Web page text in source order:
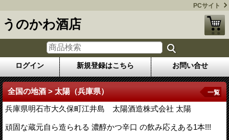
PCサイト
うのかわ酒店
ログイン 新規登録はこちら お問い合せ
全国の地酒 > 太陽（兵庫県）
兵庫県明石市大久保町江井島 太陽酒造株式会社 太陽
頑固な蔵元自ら造られる 濃醇かつ辛口 の飲み応えある1本!!!
一覧